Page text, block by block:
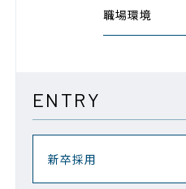
職場環境
ENTRY
新卒採用